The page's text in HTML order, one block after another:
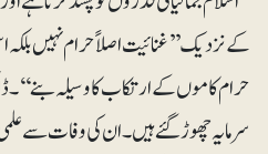
کے نزدیک ’’غنائیت اصلاًحرام نہیں
حرام کاموں کے ارتکاب کا وسیلہ بنے‘‘۔
سرمایہ چھوڑ گئے ہیں۔ ان کی وفات سے علمی